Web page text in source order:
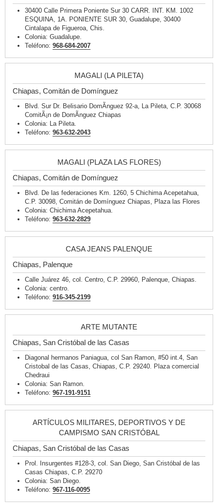
30400 Calle Primera Poniente Sur 30 CARR. INT. KM. 1002
ESQUINA, 1A. PONIENTE SUR 30, Guadalupe, 30400
Cintalapa de Figueroa, Chis.
Colonia: Guadalupe.
Teléfono: 968-684-2007
MAGALI (LA PILETA)
Chiapas, Comitán de Domínguez
Blvd. Sur Dr. Belisario DomÃ­nguez 92-a, La Pileta, C.P. 30068
ComitÃ¡n de DomÃ­nguez Chiapas
Colonia: La Pileta.
Teléfono: 963-632-2043
MAGALI (PLAZA LAS FLORES)
Chiapas, Comitán de Domínguez
Blvd. De las federaciones Km. 1260, 5 Chichima Acepetahua,
C.P. 30098, Comitán de Domínguez Chiapas, Plaza las Flores
Colonia: Chichima Acepetahua.
Teléfono: 963-632-2829
CASA JEANS PALENQUE
Chiapas, Palenque
Calle Juárez 46, col. Centro, C.P. 29960, Palenque, Chiapas.
Colonia: centro.
Teléfono: 916-345-2199
ARTE MUTANTE
Chiapas, San Cristóbal de las Casas
Diagonal hermanos Paniagua, col San Ramon, #50 int.4, San
Cristobal de las Casas, Chiapas, C.P. 29240. Plaza comercial
Chedraui
Colonia: San Ramon.
Teléfono: 967-191-9151
ARTÍCULOS MILITARES, DEPORTIVOS Y DE
CAMPISMO SAN CRISTÓBAL
Chiapas, San Cristóbal de las Casas
Prol. Insurgentes #128-3, col. San Diego, San Cristóbal de las
Casas Chiapas, C.P. 29270
Colonia: San Diego.
Teléfono: 967-116-0095